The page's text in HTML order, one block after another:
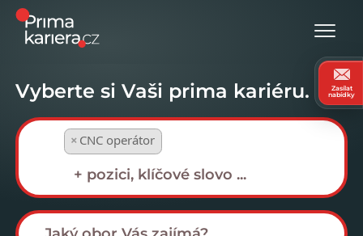
Vyberte si Vaši prima kariéru.
× CNC operátor
Zasílat
nabídky